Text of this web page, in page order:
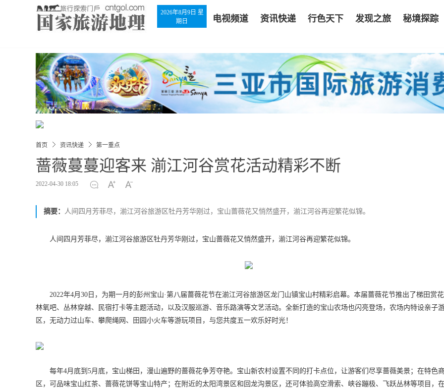
2026年8月9日 星
期日
电视频道 资讯快递 行色天下 发现之旅 秘境探踪
首页 资讯快递 第一重点
蔷薇蔓蔓迎客来 湔江河谷赏花活动精彩不断
2022-04-30 18:05
摘要： 人间四月芳菲尽，湔江河谷旅游区牡丹芳华刚过，宝山蔷薇花又悄然盛开，湔江河谷再迎繁花似锦。
人间四月芳菲尽，湔江河谷旅游区牡丹芳华刚过，宝山蔷薇花又悄然盛开，湔江河谷再迎繁花似锦。
2022年4月30日，为期一月的彭州宝山·第八届蔷薇花节在湔江河谷旅游区龙门山镇宝山村精彩启幕。本届蔷薇花节推出了梯田赏
林氧吧、丛林穿越、民宿打卡等主题活动，以及汉服巡游、音乐路演等文艺活动。全新打造的宝山农场也闪亮登场，农场内特设亲子
区，无动力过山车、攀爬绳网、田园小火车等游玩项目，与您共度五一欢乐好时光！
每年4月底到5月底，宝山梯田，漫山遍野的蔷薇花争芳夺艳。宝山新农村设置不同的打卡点位，让游客们尽享蔷薇美景；在特色
区，可品味宝山红茶、蔷薇花饼等宝山特产；在附近的太阳湾景区和回龙沟景区，还可体验高空滑索、峡谷蹦极、飞跃丛林等项目，